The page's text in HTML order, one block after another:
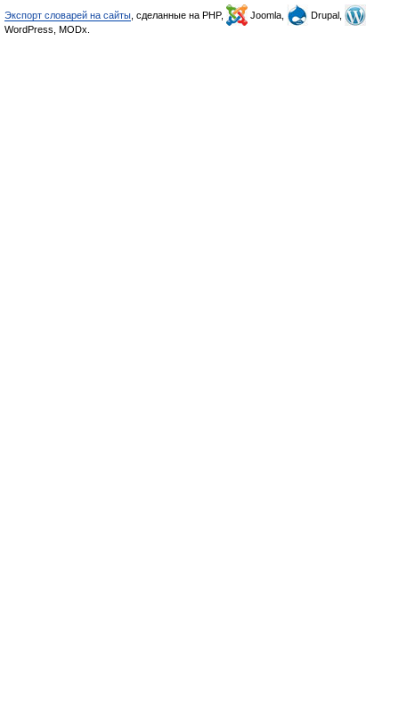
Экспорт словарей на сайты , сделанные на PHP, Joomla,
Drupal,
WordPress, MODx.